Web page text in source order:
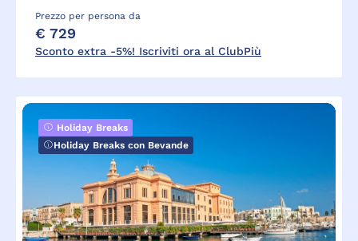
Prezzo per persona da
€ 729
Sconto extra -5%! Iscriviti ora al ClubPiù
Holiday Breaks
Holiday Breaks con Bevande